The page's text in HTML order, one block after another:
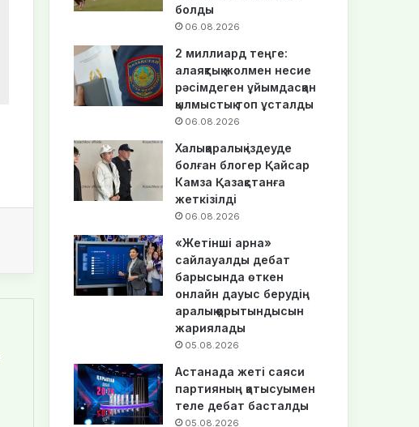
болды
06.08.2026
2 миллиард теңге:
алаяқтық жолмен несие
рәсімдеген ұйымдасқан
қылмыстық топ ұсталды
06.08.2026
Халықаралық іздеуде
болған блогер Қайсар
Камза Қазақстанға
жеткізілді
06.08.2026
«Жетінші арна»
сайлауалды дебат
барысында өткен
онлайн дауыс берудің
аралық қорытындысын
жариялады
05.08.2026
Астанада жеті саяси
партияның қатысуымен
теле дебат басталды
05.08.2026